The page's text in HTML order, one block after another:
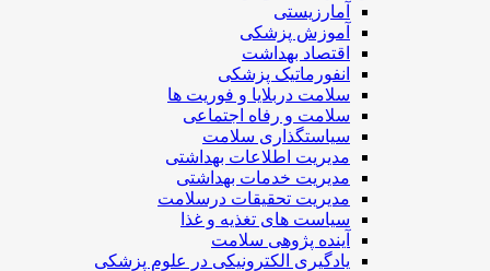
آمارزیستی
آموزش پزشکی
اقتصاد بهداشت
انفورماتیک پزشکی
سلامت دربلايا و فوريت ها
سلامت و رفاه اجتماعی
سیاستگذاری سلامت
مدیریت اطلاعات بهداشتی
مدیریت خدمات بهداشتی
مدیریت تحقیقات درسلامت
سیاست های تغذیه و غذا
آینده پژوهی سلامت
یادگیری الکترونیکی در علوم پزشکی